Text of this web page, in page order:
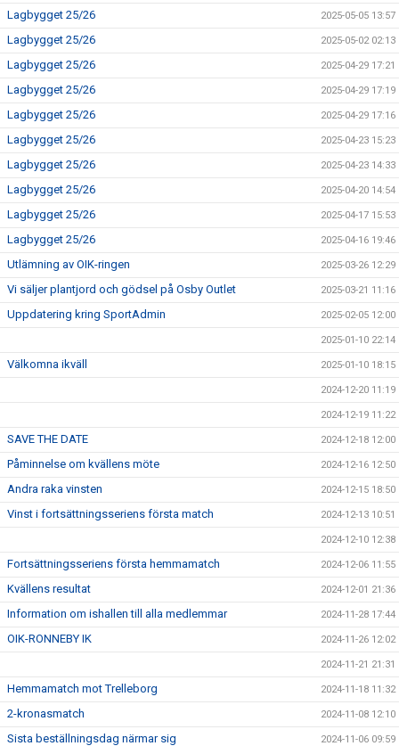
Lagbygget 25/26 2025-05-05 13:57
Lagbygget 25/26 2025-05-02 02:13
Lagbygget 25/26 2025-04-29 17:21
Lagbygget 25/26 2025-04-29 17:19
Lagbygget 25/26 2025-04-29 17:16
Lagbygget 25/26 2025-04-23 15:23
Lagbygget 25/26 2025-04-23 14:33
Lagbygget 25/26 2025-04-20 14:54
Lagbygget 25/26 2025-04-17 15:53
Lagbygget 25/26 2025-04-16 19:46
Utlämning av OIK-ringen 2025-03-26 12:29
Vi säljer plantjord och gödsel på Osby Outlet 2025-03-21 11:16
Uppdatering kring SportAdmin 2025-02-05 12:00
2025-01-10 22:14
Välkomna ikväll 2025-01-10 18:15
2024-12-20 11:19
2024-12-19 11:22
SAVE THE DATE 2024-12-18 12:00
Påminnelse om kvällens möte 2024-12-16 12:50
Andra raka vinsten 2024-12-15 18:50
Vinst i fortsättningsseriens första match 2024-12-13 10:51
2024-12-10 12:38
Fortsättningsseriens första hemmamatch 2024-12-06 11:55
Kvällens resultat 2024-12-01 21:36
Information om ishallen till alla medlemmar 2024-11-28 17:44
OIK-RONNEBY IK 2024-11-26 12:02
2024-11-21 21:31
Hemmamatch mot Trelleborg 2024-11-18 11:32
2-kronasmatch 2024-11-08 12:10
Sista beställningsdag närmar sig 2024-11-06 09:59